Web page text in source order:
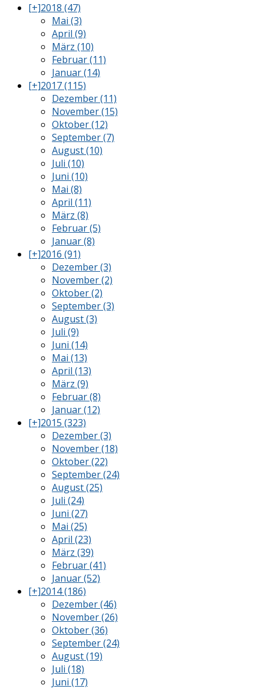
[+]2018 (47)
Mai (3)
April (9)
März (10)
Februar (11)
Januar (14)
[+]2017 (115)
Dezember (11)
November (15)
Oktober (12)
September (7)
August (10)
Juli (10)
Juni (10)
Mai (8)
April (11)
März (8)
Februar (5)
Januar (8)
[+]2016 (91)
Dezember (3)
November (2)
Oktober (2)
September (3)
August (3)
Juli (9)
Juni (14)
Mai (13)
April (13)
März (9)
Februar (8)
Januar (12)
[+]2015 (323)
Dezember (3)
November (18)
Oktober (22)
September (24)
August (25)
Juli (24)
Juni (27)
Mai (25)
April (23)
März (39)
Februar (41)
Januar (52)
[+]2014 (186)
Dezember (46)
November (26)
Oktober (36)
September (24)
August (19)
Juli (18)
Juni (17)